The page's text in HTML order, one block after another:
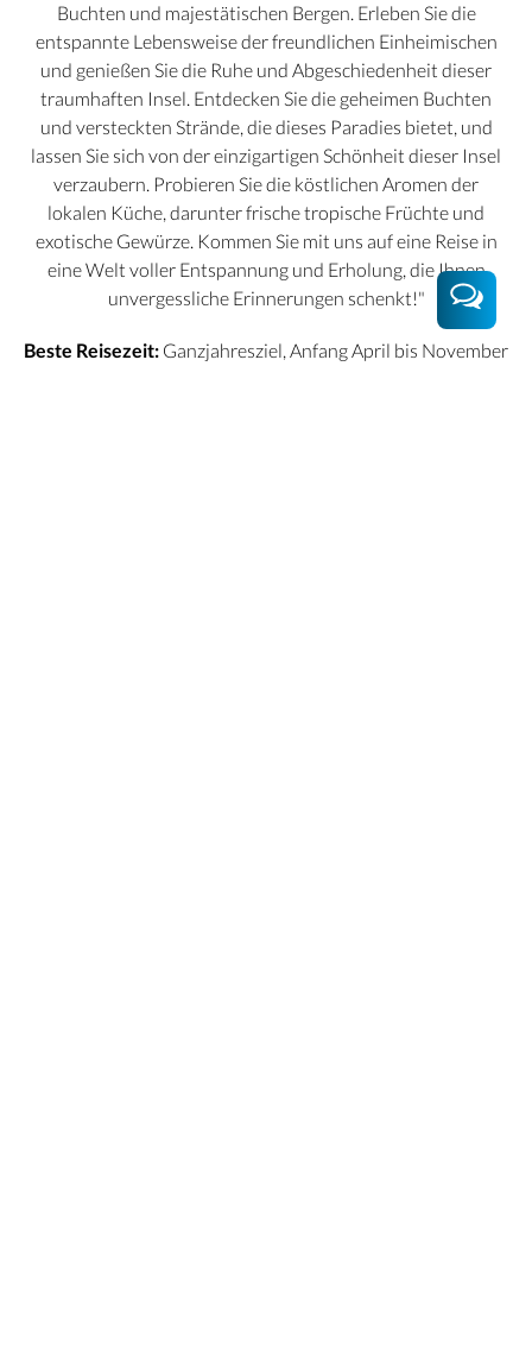
Buchten und majestätischen Bergen. Erleben Sie die
entspannte Lebensweise der freundlichen Einheimischen
und genießen Sie die Ruhe und Abgeschiedenheit dieser
traumhaften Insel. Entdecken Sie die geheimen Buchten
und versteckten Strände, die dieses Paradies bietet, und
lassen Sie sich von der einzigartigen Schönheit dieser Insel
verzaubern. Probieren Sie die köstlichen Aromen der
lokalen Küche, darunter frische tropische Früchte und
exotische Gewürze. Kommen Sie mit uns auf eine Reise in
eine Welt voller Entspannung und Erholung, die Ihnen
unvergessliche Erinnerungen schenkt!"
Beste Reisezeit: Ganzjahresziel, Anfang April bis November